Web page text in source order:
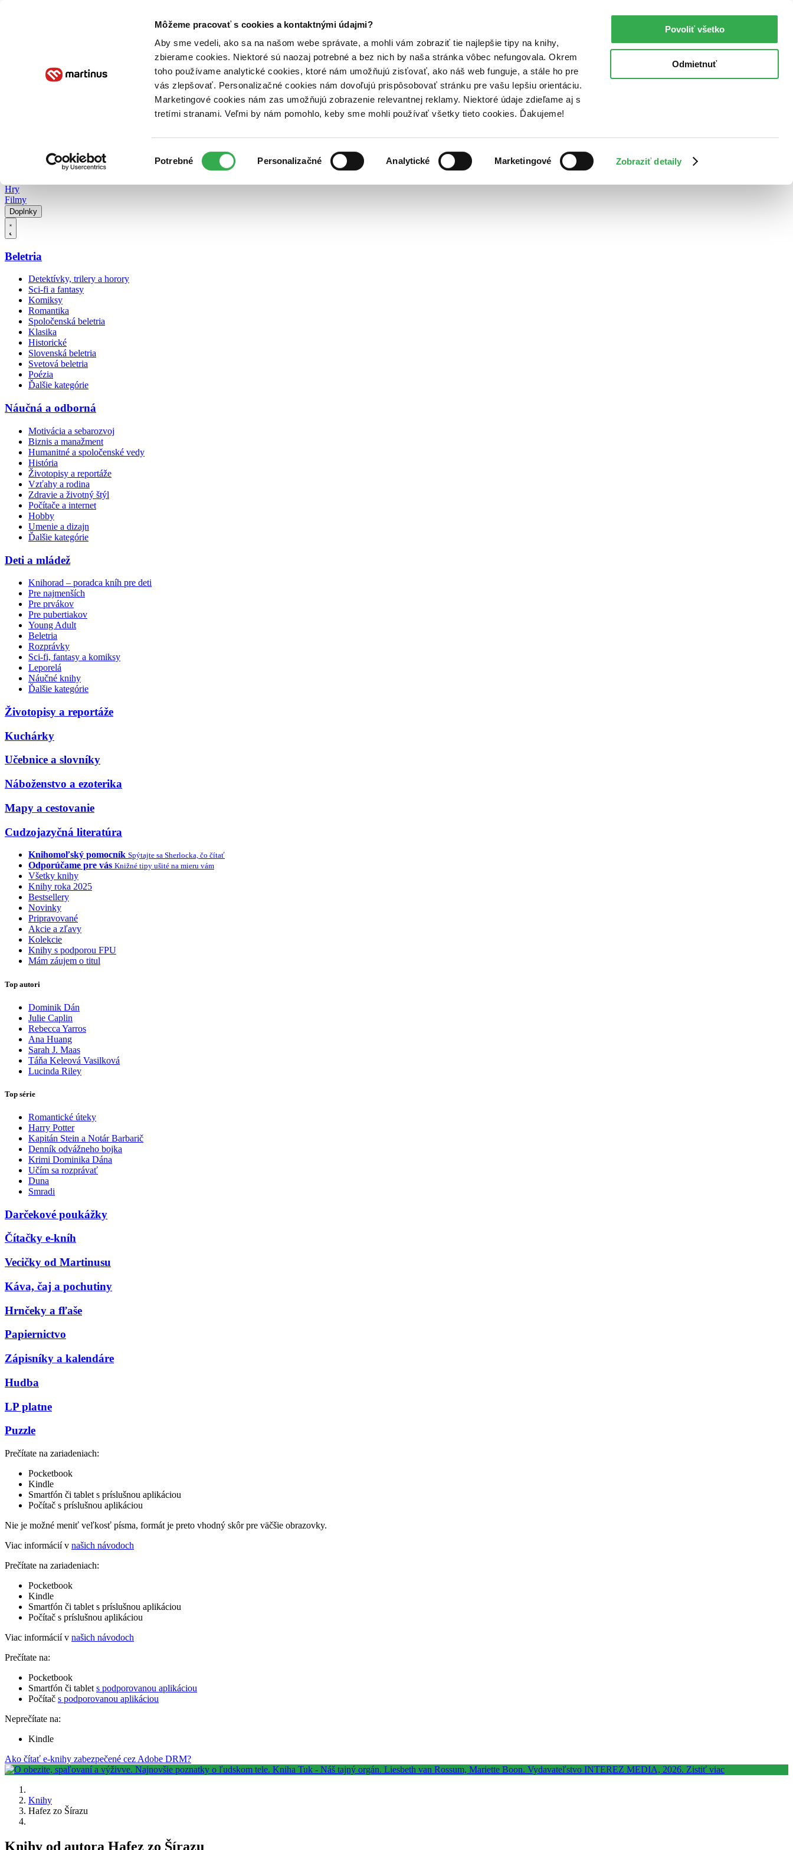
Môžeme pracovať s cookies a kontaktnými údajmi?
Aby sme vedeli, ako sa na našom webe správate, a mohli vám zobraziť tie najlepšie tipy na knihy,
zbierame cookies. Niektoré sú naozaj potrebné a bez nich by naša stránka vôbec nefungovala. Okrem
toho používame analytické cookies, ktoré nám umožňujú zisťovať, ako náš web funguje, a stále ho pre
vás zlepšovať. Personalizačné cookies nám dovoľujú prispôsobovať stránku pre vašu lepšiu orientáciu.
Marketingové cookies nám zas umožňujú zobrazenie relevantnej reklamy. Niektoré údaje zdieľame aj s
tretími stranami. Veľmi by nám pomohlo, keby sme mohli používať všetky tieto cookies. Ďakujeme!
súhlasu
Potrebné Personalizačné Analytické Marketingové Zobraziť detaily
Povoliť všetko
Odmietnuť
Poukážky Kontakt
Hry
Filmy
Doplnky
Beletria
Detektívky, trilery a horory
Sci-fi a fantasy
Komiksy
Romantika
Spoločenská beletria
Klasika
Historické
Slovenská beletria
Svetová beletria
Poézia
Ďalšie kategórie
Náučná a odborná
Motivácia a sebarozvoj
Biznis a manažment
Humanitné a spoločenské vedy
História
Životopisy a reportáže
Vzťahy a rodina
Zdravie a životný štýl
Počítače a internet
Hobby
Umenie a dizajn
Ďalšie kategórie
Deti a mládež
Knihorad – poradca kníh pre deti
Pre najmenších
Pre prvákov
Pre pubertiakov
Young Adult
Beletria
Rozprávky
Sci-fi, fantasy a komiksy
Leporelá
Náučné knihy
Ďalšie kategórie
Životopisy a reportáže
Kuchárky
Učebnice a slovníky
Náboženstvo a ezoterika
Mapy a cestovanie
Cudzojazyčná literatúra
Knihomoľský pomocník Spýtajte sa Sherlocka, čo čítať
Odporúčame pre vás Knižné tipy ušité na mieru vám
Všetky knihy
Knihy roka 2025
Bestsellery
Novinky
Pripravované
Akcie a zľavy
Kolekcie
Knihy s podporou FPU
Mám záujem o titul
Top autori
Dominik Dán
Julie Caplin
Rebecca Yarros
Ana Huang
Sarah J. Maas
Táňa Keleová Vasilková
Lucinda Riley
Top série
Romantické úteky
Harry Potter
Kapitán Stein a Notár Barbarič
Denník odvážneho bojka
Krimi Dominika Dána
Učím sa rozprávať
Duna
Smradi
Darčekové poukážky
Čítačky e-kníh
Vecičky od Martinusu
Káva, čaj a pochutiny
Hrnčeky a fľaše
Papiernictvo
Zápisníky a kalendáre
Hudba
LP platne
Puzzle
Prečítate na zariadeniach:
Pocketbook
Kindle
Smartfón či tablet s príslušnou aplikáciou
Počítač s príslušnou aplikáciou
Nie je možné meniť veľkosť písma, formát je preto vhodný skôr pre väčšie obrazovky.
Viac informácií v našich návodoch
Prečítate na zariadeniach:
Pocketbook
Kindle
Smartfón či tablet s príslušnou aplikáciou
Počítač s príslušnou aplikáciou
Viac informácií v našich návodoch
Prečítate na:
Pocketbook
Smartfón či tablet s podporovanou aplikáciou
Počítač s podporovanou aplikáciou
Neprečítate na:
Kindle
Ako čítať e-knihy zabezpečené cez Adobe DRM?
Knihy
Hafez zo Šírazu
Knihy od autora Hafez zo Šírazu